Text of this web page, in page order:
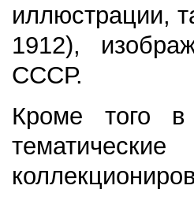
иллюстрации,
1912),
СССР.
Кроме того в